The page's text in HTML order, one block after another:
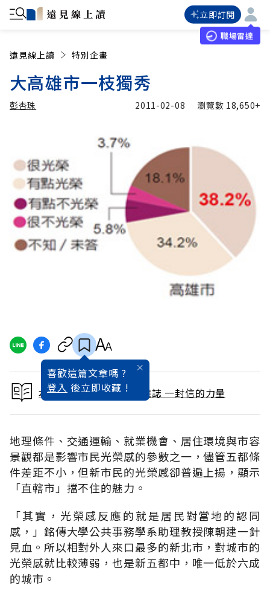
立即訂閱
職場雷達
遠見線上讀 特別企畫
大高雄市一枝獨秀
彭杏珠 2011-02-08 瀏覽數 18,650+
喜歡這篇文章嗎 ?
登入 後立即收藏 !
本文出自 2011 / 2月號雜誌 一封信的力量
地理條件、交通運輸、就業機會、居住環境與市容
景觀都是影響市民光榮感的參數之一，儘管五都條
件差距不小，但新市民的光榮感卻普遍上揚，顯示
「直轄市」擋不住的魅力。
「其實，光榮感反應的就是居民對當地的認同
感，」銘傳大學公共事務學系助理教授陳朝建一針
見血。所以相對外人來口最多的新北市，對城市的
光榮感就比較薄弱，也是新五都中，唯一低於六成
的城市。